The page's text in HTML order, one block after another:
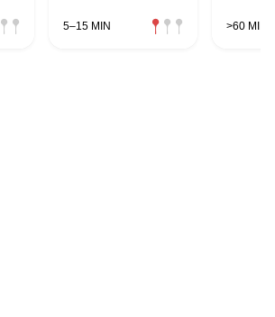
5–15 MIN >60 MIN